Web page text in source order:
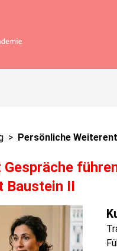
> Persönliche
Gespräche
Baustein II